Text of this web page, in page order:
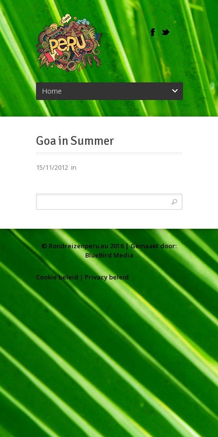
Home
Goa in Summer
15/11/2012 in
© Rondreizenperu.eu 2016 | Gemaakt door:
BlueBird Media
Cookie beleid | Privacy beleid